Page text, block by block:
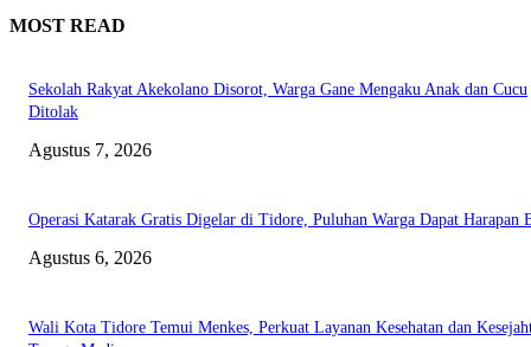
MOST READ
Sekolah Rakyat Akekolano Disorot, Warga Gane Mengaku Anak dan Cucu
Ditolak
Agustus 7, 2026
Operasi Katarak Gratis Digelar di Tidore, Puluhan Warga Dapat Harapan
Agustus 6, 2026
Wali Kota Tidore Temui Menkes, Perkuat Layanan Kesehatan dan